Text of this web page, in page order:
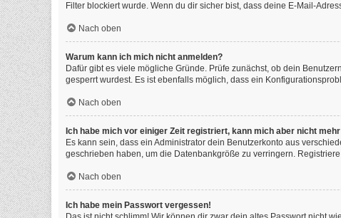
Filter blockiert wurde. Wenn du dir sicher bist, dass deine E-Mail-
Nach oben
Warum kann ich mich nicht anmelden?
Dafür gibt es viele mögliche Gründe. Prüfe zunächst, ob dein
gesperrt wurdest. Es ist ebenfalls möglich, dass ein
Nach oben
Ich habe mich vor einiger Zeit registriert, kann mich aber nicht
Es kann sein, dass ein Administrator dein Benutzerkonto aus
geschrieben haben, um die Datenbankgröße zu verringern.
Nach oben
Ich habe mein Passwort vergessen!